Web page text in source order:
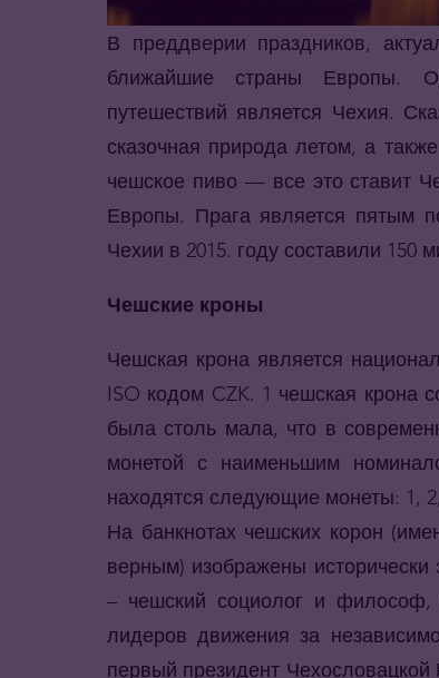
В преддверии праздников,
ближайшие страны Европы.
путешествий является Чехия.
сказочная природа летом, а
чешское пиво — все это ставит
Европы. Прага является пятым
Чехии в 2015. году составили 150
Чешские кроны
Чешская крона является
ISO кодом CZK. 1 чешская крона
была столь мала, что в
монетой с наименьшим
находятся следующие монеты: 1,
На банкнотах чешских корон
верным) изображены
– чешский социолог и философ,
лидеров движения за
первый президент